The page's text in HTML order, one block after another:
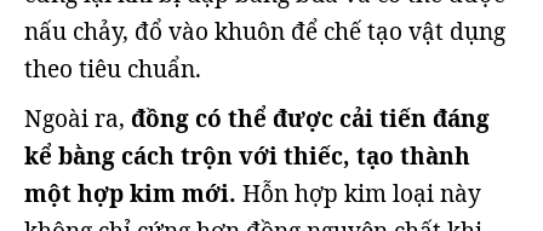
nấu chảy, đổ vào khuôn để chế tạo vật dụng
theo tiêu chuẩn.
Ngoài ra, đồng có thể được cải tiến đáng
kể bằng cách trộn với thiếc, tạo thành
một hợp kim mới. Hỗn hợp kim loại này